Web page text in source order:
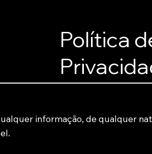
informação, de qualquer
Política